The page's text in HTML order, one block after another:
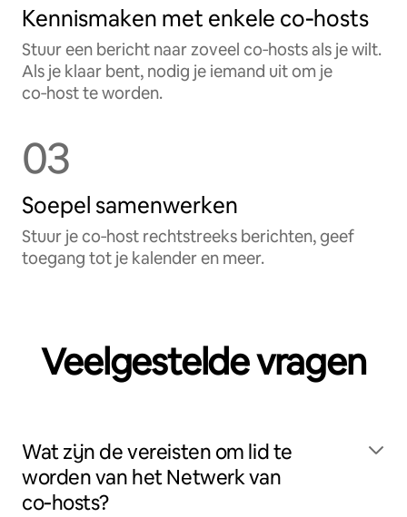
Kennismaken met enkele co‑hosts
Stuur een bericht naar zoveel co‑hosts als je wilt.
Als je klaar bent, nodig je iemand uit om je
co‑host te worden.
03
Soepel samenwerken
Stuur je co‑host rechtstreeks berichten, geef
toegang tot je kalender en meer.
Veelgestelde vragen
Wat zijn de vereisten om lid te
worden van het Netwerk van
co‑hosts?